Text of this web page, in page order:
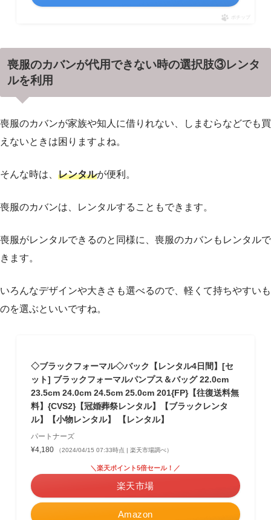
ポチップ
喪服のカバンが代用できない時の選択肢③レンタ
ルを利用
喪服のカバンが家族や知人に借りれない、しまむらなどでも買
えないときは困りますよね。
そんな時は、 レンタルが便利。
喪服のカバンは、レンタルすることもできます。
喪服がレンタルできるのと同様に、喪服のカバンもレンタルで
きます。
いろんなデザインや大きさも選べるので、軽くて持ちやすいも
のを選ぶといいですね。
◇ブラックフォーマル◇バック【レンタル4日間】[セ
ット] ブラックフォーマルパンプス＆バッグ 22.0cm
23.5cm 24.0cm 24.5cm 25.0cm 201{FP}【往復送料無
料】{CVS2}【冠婚葬祭レンタル】【ブラックレンタ
ル】【小物レンタル】 【レンタル】
パートナーズ
¥4,180
（2024/04/15 07:33時点 | 楽天市場調べ）
Amazon
＼楽天ポイント5倍セール！／
楽天市場